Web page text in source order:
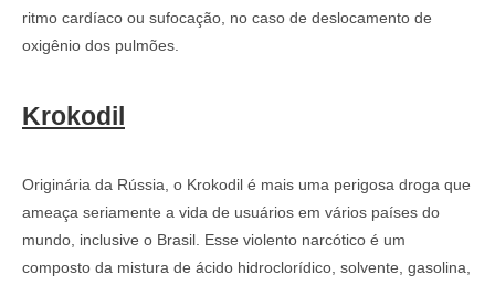
ritmo cardíaco ou sufocação, no caso de deslocamento de
oxigênio dos pulmões.
Krokodil
Originária da Rússia, o Krokodil é mais uma perigosa droga que
ameaça seriamente a vida de usuários em vários países do
mundo, inclusive o Brasil. Esse violento narcótico é um
composto da mistura de ácido hidroclorídico, solvente, gasolina,